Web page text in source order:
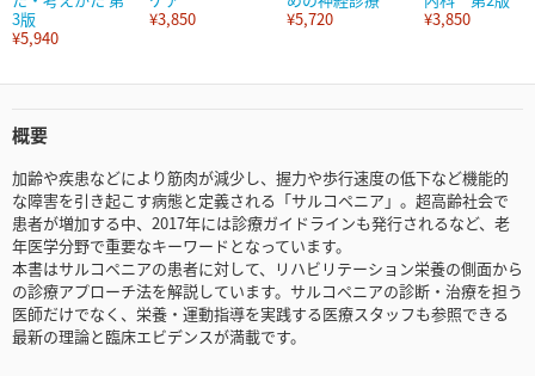
3版
¥5,940
¥3,850
¥5,720
¥3,850
概要
加齢や疾患などにより筋肉が減少し、握力や歩行速度の低下など機能的
な障害を引き起こす病態と定義される「サルコペニア」。超高齢社会で
患者が増加する中、2017年には診療ガイドラインも発行されるなど、老
年医学分野で重要なキーワードとなっています。
本書はサルコペニアの患者に対して、リハビリテーション栄養の側面から
の診療アプローチ法を解説しています。サルコペニアの診断・治療を担う
医師だけでなく、栄養・運動指導を実践する医療スタッフも参照できる
最新の理論と臨床エビデンスが満載です。